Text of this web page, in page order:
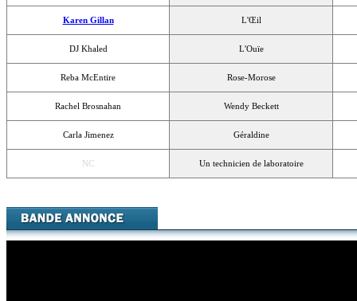
Karen Gillan L'Œil
DJ Khaled L'Ouïe
Reba McEntire Rose-Morose
Rachel Brosnahan Wendy Beckett
Carla Jimenez Géraldine
NC Un technicien de laboratoire